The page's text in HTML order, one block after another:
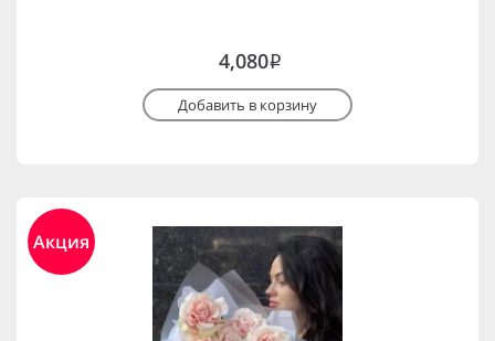
4,080i
Добавить в корзину
Акция